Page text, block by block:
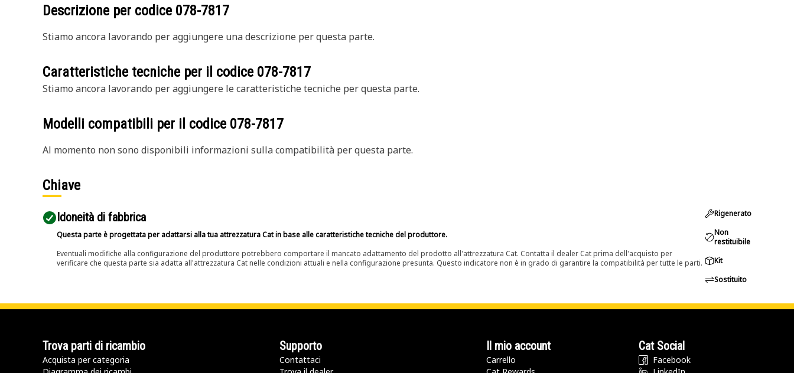
Descrizione per codice 078-7817
Stiamo ancora lavorando per aggiungere una descrizione per questa parte.
Caratteristiche tecniche per il codice 078-7817
Stiamo ancora lavorando per aggiungere le caratteristiche tecniche per questa parte.
Modelli compatibili per il codice 078-7817
Al momento non sono disponibili informazioni sulla compatibilità per questa parte.
Chiave
Idoneità di fabbrica
Questa parte è progettata per adattarsi alla tua attrezzatura Cat in base alle caratteristiche tecniche del produttore.
Eventuali modifiche alla configurazione del produttore potrebbero comportare il mancato adattamento del prodotto all'attrezzatura Cat. Contatta il dealer Cat prima dell'acquisto per
verificare che questa parte sia adatta all'attrezzatura Cat nelle condizioni attuali e nella configurazione presunta. Questo indicatore non è in grado di garantire la compatibilità per tutte le parti.
Rigenerato
Non
restituibile
Kit
Sostituito
Trova parti di ricambio
Acquista per categoria
Supporto
Contattaci
Il mio account
Carrello
Cat Social
Facebook